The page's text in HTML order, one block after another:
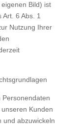
Bild) ist
6 Abs. 1
Nutzung Ihrer
Kunden
und abzuwickeln